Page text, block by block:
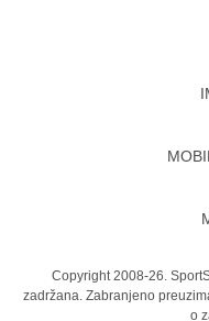
Copyright 2008-26.
zadržana. Zabranjeno
o